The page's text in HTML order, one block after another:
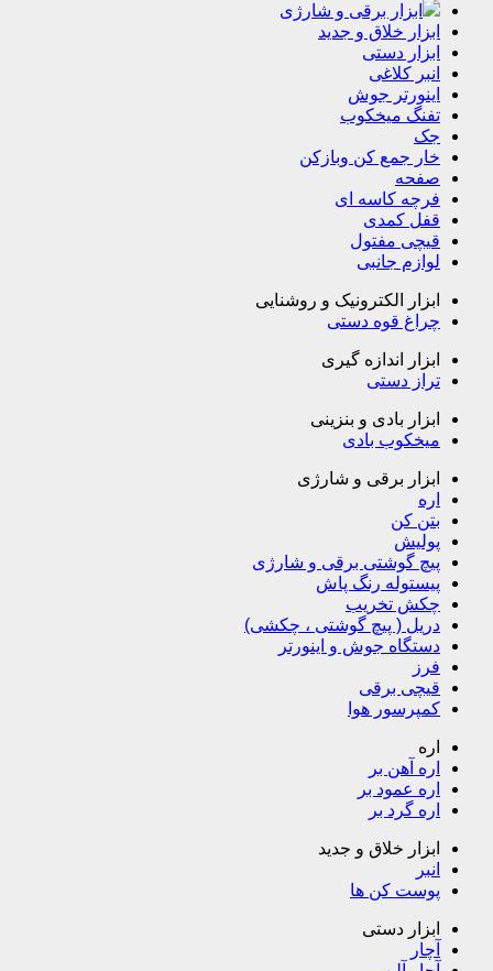
ابزار برقی و شارژی
ابزار خلاق و جدید
ابزار دستی
انبر کلاغی
اینورتر جوش
تفنگ میخکوب
جک
خار جمع کن وبازکن
صفحه
فرچه کاسه ای
قفل کمدی
قیچی مفتول
لوازم جانبی
ابزار الکترونیک و روشنایی
چراغ قوه دستی
ابزار اندازه گیری
تراز دستی
ابزار بادی و بنزینی
میخکوب بادی
ابزار برقی و شارژی
اره
بتن کن
پولیش
پیچ گوشتی برقی و شارژی
پیستوله رنگ پاش
چکش تخریب
دریل ( پیچ گوشتی ، چکشی)
دستگاه جوش و اینورتر
فرز
قیچی برقی
کمپرسور هوا
اره
اره آهن بر
اره عمود بر
اره گرد بر
ابزار خلاق و جدید
انبر
پوست کن ها
ابزار دستی
آچار